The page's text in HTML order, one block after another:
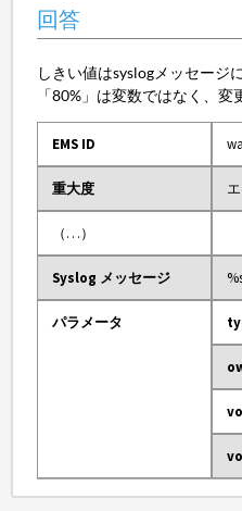
回答
しきい値はsyslogメッセージ
「80%」は変数ではなく、変
EMS ID
重大度
（…）
Syslog メッセージ
パラメータ